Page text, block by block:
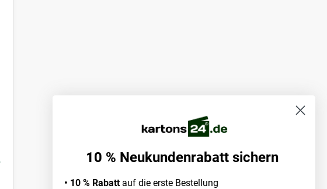
10 % Neukundenrabatt sichern
• 10 % Rabatt auf die erste Bestellung